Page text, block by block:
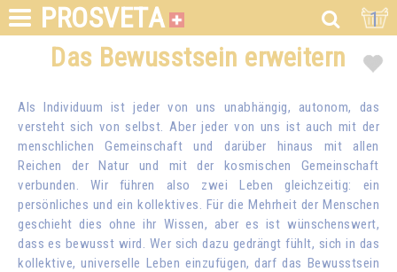
PROSVETA 1
Das Bewusstsein erweitern
Als Individuum ist jeder von uns unabhängig, autonom, das
versteht sich von selbst. Aber jeder von uns ist auch mit der
menschlichen Gemeinschaft und darüber hinaus mit allen
Reichen der Natur und mit der kosmischen Gemeinschaft
verbunden. Wir führen also zwei Leben gleichzeitig: ein
persönliches und ein kollektives. Für die Mehrheit der Menschen
geschieht dies ohne ihr Wissen, aber es ist wünschenswert,
dass es bewusst wird. Wer sich dazu gedrängt fühlt, sich in das
kollektive, universelle Leben einzufügen, darf das Bewusstsein